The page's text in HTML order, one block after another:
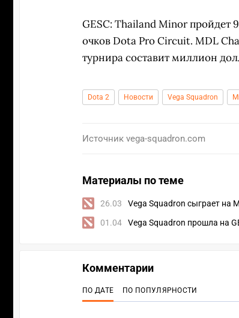
GESC: Thailand Minor пройдет
очков Dota Pro Circuit. MDL
турнира составит миллион
Dota 2 Новости Vega Squadron
Источник vega-squadron.com
Материалы по теме
26.03 Vega Squadron сыграет на
01.04 Vega Squadron прошла на
Комментарии
ПО ДАТЕ ПО ПОПУЛЯРНОСТИ